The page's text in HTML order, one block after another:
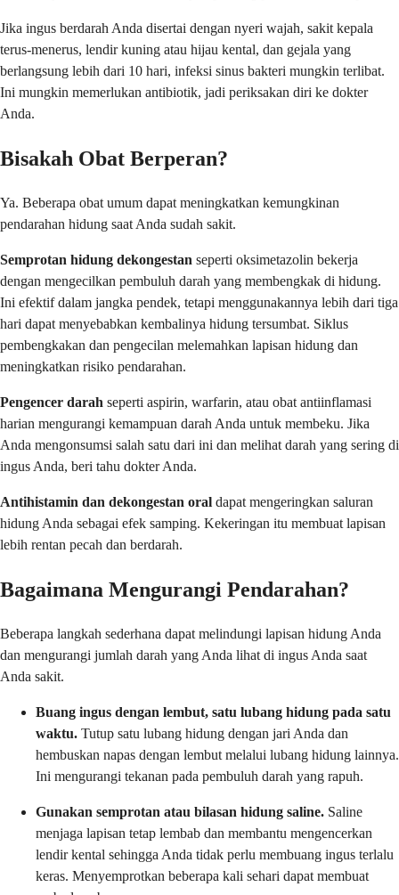
Jika ingus berdarah Anda disertai dengan nyeri wajah, sakit kepala
terus-menerus, lendir kuning atau hijau kental, dan gejala yang
berlangsung lebih dari 10 hari, infeksi sinus bakteri mungkin terlibat.
Ini mungkin memerlukan antibiotik, jadi periksakan diri ke dokter
Anda.
Bisakah Obat Berperan?
Ya. Beberapa obat umum dapat meningkatkan kemungkinan
pendarahan hidung saat Anda sudah sakit.
Semprotan hidung dekongestan seperti oksimetazolin bekerja
dengan mengecilkan pembuluh darah yang membengkak di hidung.
Ini efektif dalam jangka pendek, tetapi menggunakannya lebih dari tiga
hari dapat menyebabkan kembalinya hidung tersumbat. Siklus
pembengkakan dan pengecilan melemahkan lapisan hidung dan
meningkatkan risiko pendarahan.
Pengencer darah seperti aspirin, warfarin, atau obat antiinflamasi
harian mengurangi kemampuan darah Anda untuk membeku. Jika
Anda mengonsumsi salah satu dari ini dan melihat darah yang sering di
ingus Anda, beri tahu dokter Anda.
Antihistamin dan dekongestan oral dapat mengeringkan saluran
hidung Anda sebagai efek samping. Kekeringan itu membuat lapisan
lebih rentan pecah dan berdarah.
Bagaimana Mengurangi Pendarahan?
Beberapa langkah sederhana dapat melindungi lapisan hidung Anda
dan mengurangi jumlah darah yang Anda lihat di ingus Anda saat
Anda sakit.
Buang ingus dengan lembut, satu lubang hidung pada satu
waktu. Tutup satu lubang hidung dengan jari Anda dan
hembuskan napas dengan lembut melalui lubang hidung lainnya.
Ini mengurangi tekanan pada pembuluh darah yang rapuh.
Gunakan semprotan atau bilasan hidung saline. Saline
menjaga lapisan tetap lembab dan membantu mengencerkan
lendir kental sehingga Anda tidak perlu membuang ingus terlalu
keras. Menyemprotkan beberapa kali sehari dapat membuat